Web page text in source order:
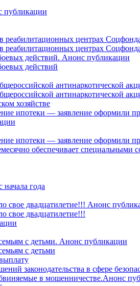
публикации
реабилитационных центрах
центрах
действий. Анонс публикации
действий
антинаркотической
антинаркотической
хозяйстве
ипотеки — заявление оформили
ипотеки — заявление оформили
обеспечивает специальными
года
свое двадцатилетие!!! Анонс
свое двадцатилетие!!!
с детьми. Анонс публикации
с детьми
законодательства в сфере
в мошенничестве.Анонс